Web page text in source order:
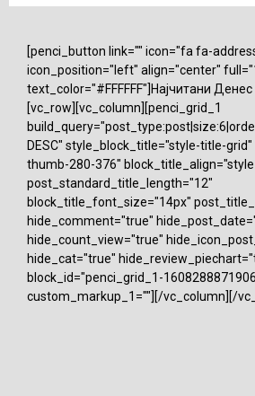
[penci_button link="" icon="fa fa-
icon_position="left" align="center"
text_color="#FFFFFF"]Најчитани
[vc_row][vc_column][penci_grid_1
DESC" style_block_title="style-title-
thumb-280-376"
post_standard_title_length="12"
block_title_font_size="14px"
hide_comment="true"
hide_count_view="true"
hide_cat="true"
block_id="penci_grid_1-
custom_markup_1=""][/vc_column][/